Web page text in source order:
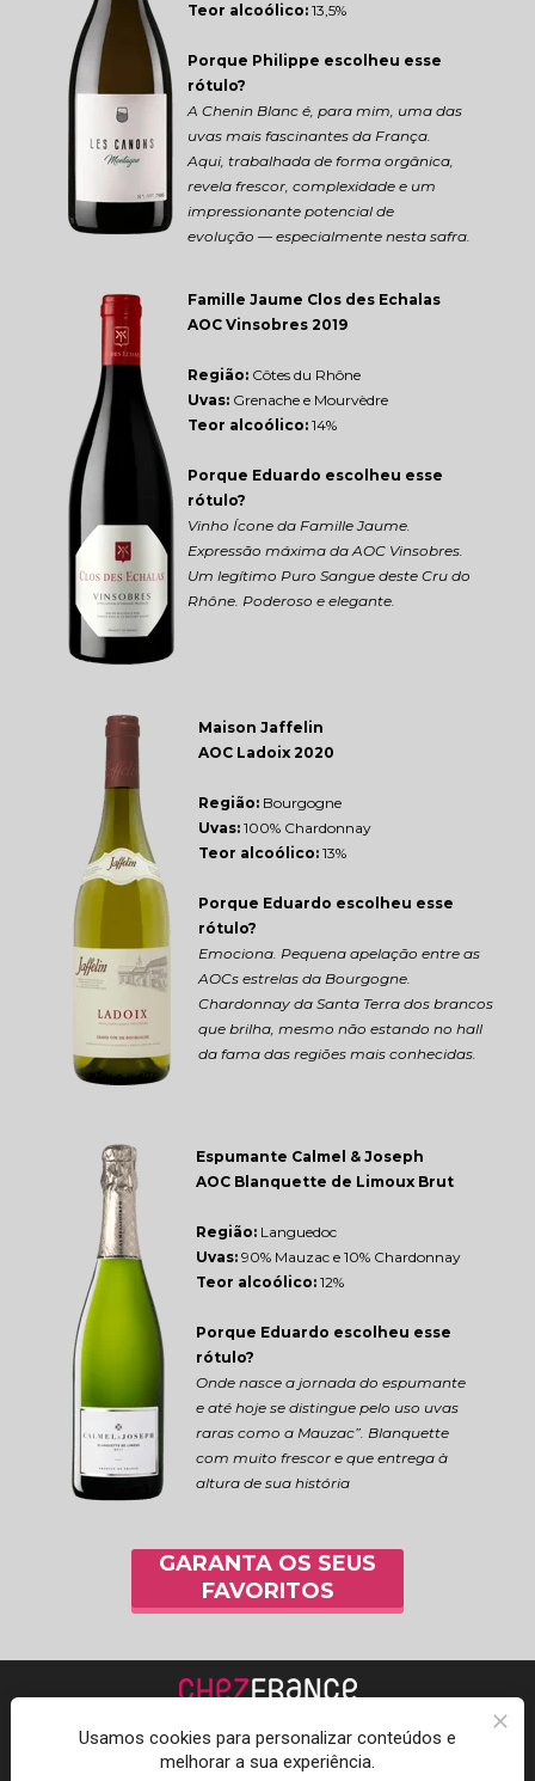
Teor alcoólico: 13,5%
Porque Philippe escolheu esse
rótulo?
A Chenin Blanc é, para mim, uma das
uvas mais fascinantes da França.
Aqui, trabalhada de forma orgânica,
revela frescor, complexidade e um
impressionante potencial de
evolução — especialmente nesta safra.
Famille Jaume Clos des Echalas
AOC Vinsobres 2019
Região: Côtes du Rhône
Uvas: Grenache e Mourvèdre
Teor alcoólico: 14%
Porque Eduardo escolheu esse
rótulo?
Vinho Ícone da Famille Jaume.
Expressão máxima da AOC Vinsobres.
Um legítimo Puro Sangue deste Cru do
Rhône. Poderoso e elegante.
Maison Jaffelin
AOC Ladoix 2020
Região: Bourgogne
Uvas: 100% Chardonnay
Teor alcoólico: 13%
Porque Eduardo escolheu esse
rótulo?
Emociona. Pequena apelação entre as
AOCs estrelas da Bourgogne.
Chardonnay da Santa Terra dos brancos
que brilha, mesmo não estando no hall
da fama das regiões mais conhecidas.
Espumante Calmel & Joseph
AOC Blanquette de Limoux Brut
Região: Languedoc
Uvas: 90% Mauzac e 10% Chardonnay
Teor alcoólico: 12%
Porque Eduardo escolheu esse
rótulo?
Onde nasce a jornada do espumante
e até hoje se distingue pelo uso uvas
raras como a Mauzac”. Blanquette
com muito frescor e que entrega à
altura de sua história
GARANTA OS SEUS
FAVORITOS
Usamos cookies para personalizar conteúdos e
melhorar a sua experiência.